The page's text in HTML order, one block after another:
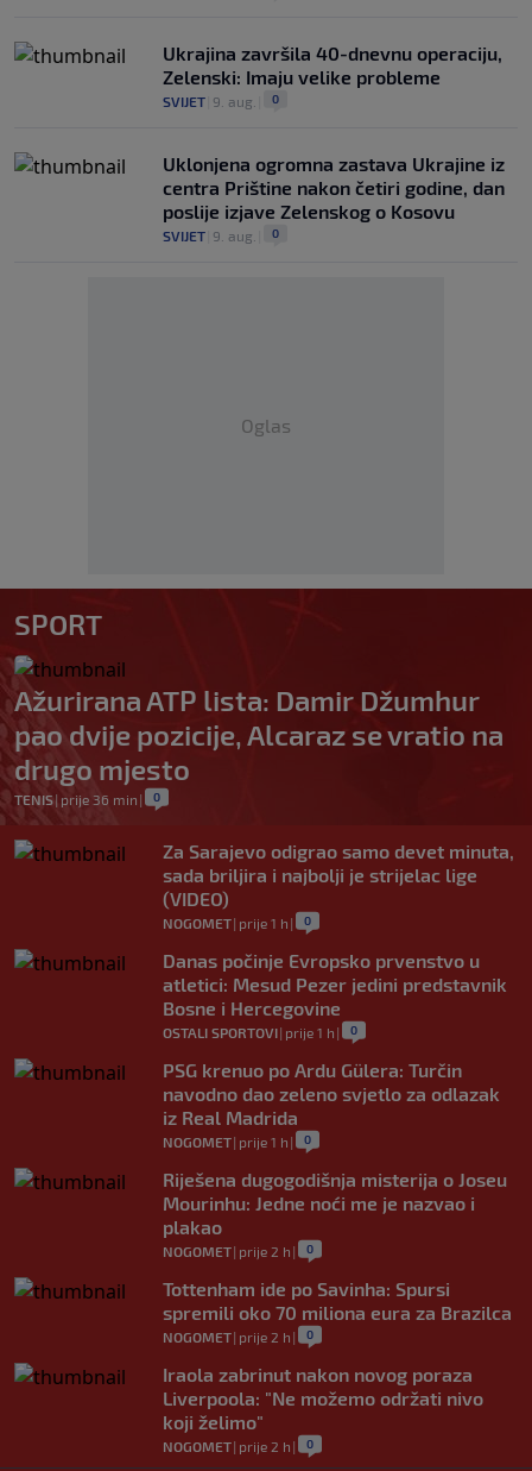
Ukrajina završila 40-dnevnu operaciju,
Zelenski: Imaju velike probleme
SVIJET 9. aug. 0
Uklonjena ogromna zastava Ukrajine iz
centra Prištine nakon četiri godine, dan
poslije izjave Zelenskog o Kosovu
SVIJET 9. aug. 0
Oglas
SPORT
Ažurirana ATP lista: Damir Džumhur
pao dvije pozicije, Alcaraz se vratio na
drugo mjesto
TENIS| prije 36 min | 0
Za Sarajevo odigrao samo devet minuta,
sada briljira i najbolji je strijelac lige
(VIDEO)
NOGOMET| prije 1 h | 0
Danas počinje Evropsko prvenstvo u
atletici: Mesud Pezer jedini predstavnik
Bosne i Hercegovine
OSTALI SPORTOVI| prije 1 h | 0
PSG krenuo po Ardu Gülera: Turčin
navodno dao zeleno svjetlo za odlazak
iz Real Madrida
NOGOMET| prije 1 h | 0
Riješena dugogodišnja misterija o Joseu
Mourinhu: Jedne noći me je nazvao i
plakao
NOGOMET| prije 2 h | 0
Tottenham ide po Savinha: Spursi
spremili oko 70 miliona eura za Brazilca
NOGOMET| prije 2 h | 0
Iraola zabrinut nakon novog poraza
Liverpoola: "Ne možemo održati nivo
koji želimo"
NOGOMET| prije 2 h | 0